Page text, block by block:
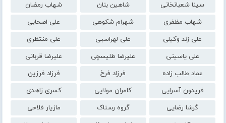
سینا شعبانخانی
شاهین بنان
شهاب رمضان
شهاب مظفری
شهرام شکوهی
علی اصحابی
علی زند وکیلی
علی لهراسبی
علی منتظری
علی یاسینی
علیرضا طلیسچی
علیرضا قربانی
عماد طالب زاده
فرزاد فرخ
فرزاد فرزین
فریدون آسرایی
کامران مولایی
کسری زاهدی
گرشا رضایی
گروه رستاک
مازیار فلاحی